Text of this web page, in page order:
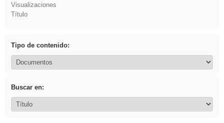
Visualizaciones
Título
Tipo de contenido:
Buscar en: